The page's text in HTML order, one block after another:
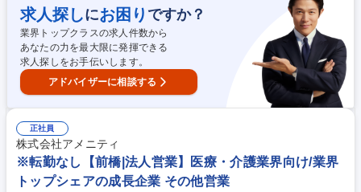
化社会において成長が見込める産業です。 また、病院や介護施設の業務軽
減に貢献する事で、患者様、利用者様へのサービス向上に直結する為、大
変やりがいのあるお仕事です。 ★2007年の設立以来、従業員数2,600名を
超える企業に成長した優良企業！ 募集職種 ※転勤なし【札幌｜法人営
業】医療・介護業界向け/業界トップシェアの成長企業
求人探しにお困り ですか？
業界トップクラスの求人件数から
あなたの力を最大限に発揮できる
求人探しをお手伝いします。
アドバイザーに相談する
正社員
株式会社アメニティ
※転勤なし【前橋|法人営業】医療・介護業界向け/業界
トップシェアの成長企業 その他営業